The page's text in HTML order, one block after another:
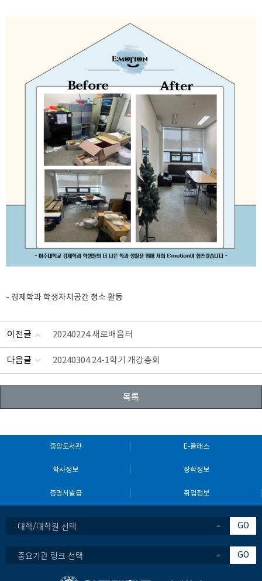
- 경제학과 학생자치공간 청소 활동
이전글 20240224 새로배움터
다음글 20240304 24-1학기 개강총회
목록
중앙도서관 E-클래스
학사정보 장학정보
증명서발급 취업정보
대학/대학원 선택 GO
중요기관 링크 선택 GO